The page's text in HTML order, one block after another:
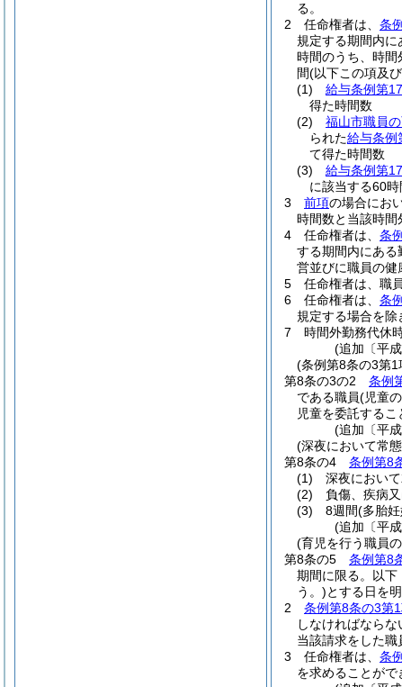
る。
2
任命権者は、 条
規定する期間内に
時間のうち、時間
間(以下この項及び
(1)
給与条例第
得た時間数
(2)
福山市職員
られた給与条例
て得た時間数
(3)
給与条例第
に該当する60
3
前項の場合にお
時間数と当該時
4
任命権者は、 条
する期間内にある
営並びに職員の健
5
任命権者は、職
6
任命権者は、 条
規定する場合を除
7
時間外勤務代休
(追加〔平
(条例第8条の3第
第8条の3の2
条例
である職員(児童
児童を委託する
(追加〔平
(深夜において常
第8条の4
条例第8
(1)
深夜におい
(2)
負傷、疾病
(3)
8週間(多胎
(追加〔平
(育児を行う職員
第8条の5
条例第8
期間に限る。以下
う。)とする日を
2
条例第8条の3第
しなければならな
当該請求をした職
3
任命権者は、 条
を求めることがで